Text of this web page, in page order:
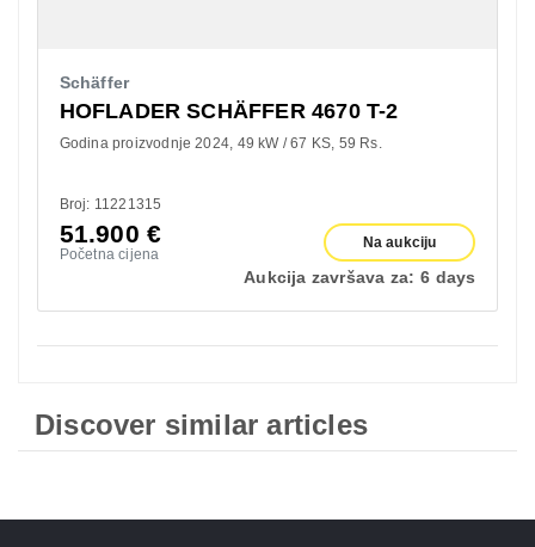
Schäffer
HOFLADER SCHÄFFER 4670 T-2
Godina proizvodnje 2024 49 kW / 67 KS 59 Rs.
Broj: 11221315
51.900 €
Početna cijena
Na aukciju
Aukcija završava za: 6 days
Discover similar articles